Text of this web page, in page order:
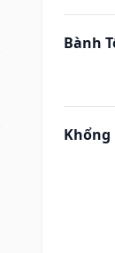
Bành
Khổng